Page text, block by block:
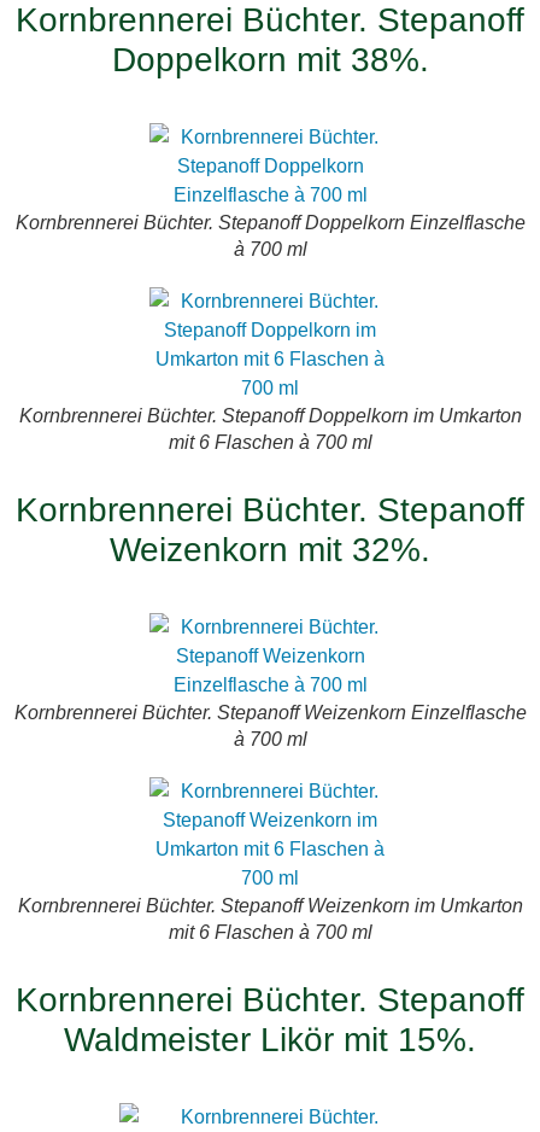
Kornbrennerei Büchter. Stepanoff
Doppelkorn mit 38%.
Kornbrennerei Büchter. Stepanoff Doppelkorn Einzelflasche
à 700 ml
Kornbrennerei Büchter. Stepanoff Doppelkorn im Umkarton
mit 6 Flaschen à 700 ml
Kornbrennerei Büchter. Stepanoff
Weizenkorn mit 32%.
Kornbrennerei Büchter. Stepanoff Weizenkorn Einzelflasche
à 700 ml
Kornbrennerei Büchter. Stepanoff Weizenkorn im Umkarton
mit 6 Flaschen à 700 ml
Kornbrennerei Büchter. Stepanoff
Waldmeister Likör mit 15%.